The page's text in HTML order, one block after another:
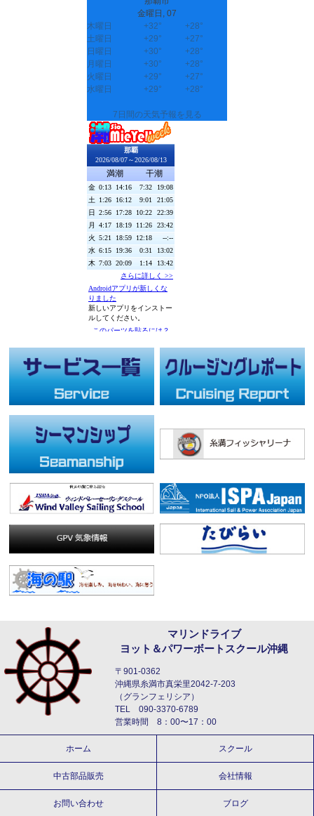
金曜日, 07
木曜日
+32° +28°
土曜日
+29° +27°
日曜日
+30° +28°
月曜日
+30° +28°
火曜日
+29° +27°
水曜日
+29° +28°
7日間の天気予報を見る
マリンドライブ
ヨット＆パワーボートスクール沖縄
〒901-0362
沖縄県糸満市真栄里2042-7-203
（グランフェリシア）
TEL 090-3370-6789
営業時間 8：00〜17：00
ホーム スクール
中古部品販売 会社情報
お問い合わせ ブログ